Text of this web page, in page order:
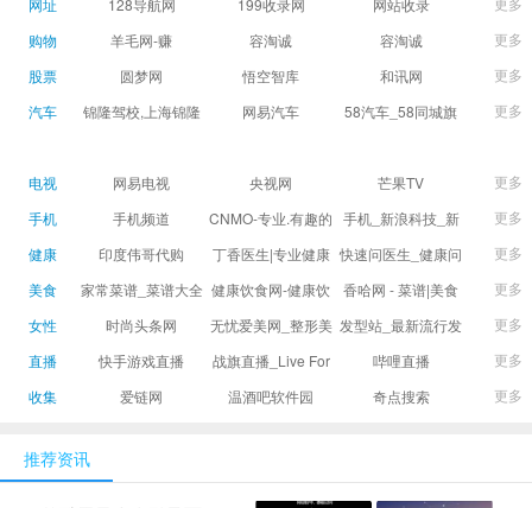
据,投资理财,港股,期
货,股指期货,手机炒
股,股票软件,炒股软
件，免费炒股软
软件,证
收录
网址
128导航网 199收录网 网站收录
购物
羊毛网-赚 容淘诚 容淘诚
更多
股票
圆梦网 悟空智库 和讯网
更多
汽车
锦隆驾校,上海锦隆
网易汽车
58汽车_58同城旗
更多
电视 网易电视 央视网 芒果TV
更多
手机
手机频道
CNMO-专业.有趣的
科技新媒体
手机_新浪科技_新
浪网
更多
健康
印度伟哥代购
丁香医生|专业健康
生活方式平台
快速问医生_健康问
题免费在线咨询专
更多
美食
家常菜谱_菜谱大全
_菜谱家常菜做法大
健康饮食网-健康饮
食食谱_健康饮食小
香哈网 - 菜谱|美食
菜谱|菜谱大全-学做
更多
女性
时尚头条网
LADYMAX.cn|国内
新闻并提供奢侈品
无忧爱美网_整形美
容门户
发型站_最新流行发
型设计发型图片与
更多
直播
快手游戏直播
战旗直播_Live For
Gamers丨天生爱
哔哩直播
更多
收集
爱链网 温酒吧软件园 奇点搜索 更多
推荐资讯